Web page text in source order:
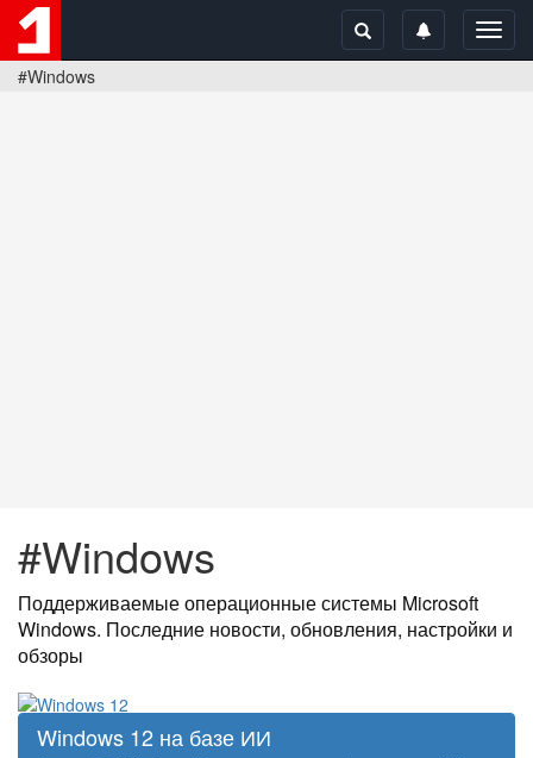
#Windows
#Windows
Поддерживаемые операционные системы Microsoft
Windows. Последние новости, обновления, настройки и
обзоры
Windows 12 на базе ИИ